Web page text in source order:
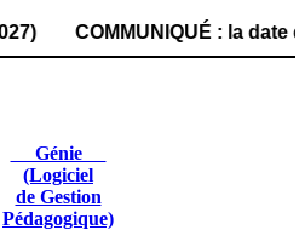
: la date
Génie
(Logiciel
de Gestion
Pédagogique)